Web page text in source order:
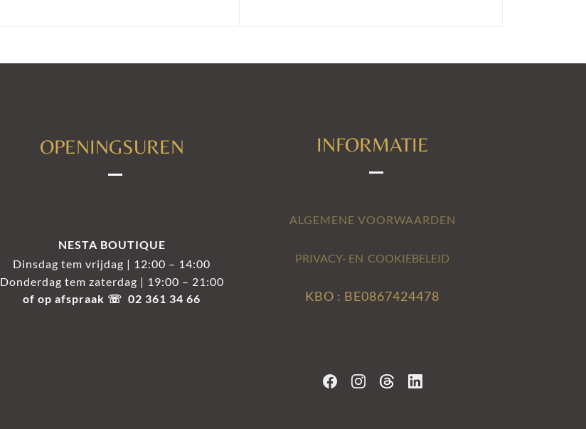
OPENINGSUREN
NESTA BOUTIQUE
Dinsdag tem vrijdag | 12:00 – 14:00
Donderdag tem zaterdag | 19:00 – 21:00
of op afspraak ☏ 02 361 34 66
INFORMATIE
ALGEMENE VOORWAARDEN
PRIVACY- EN COOKIEBELEID
KBO : BE0867424478